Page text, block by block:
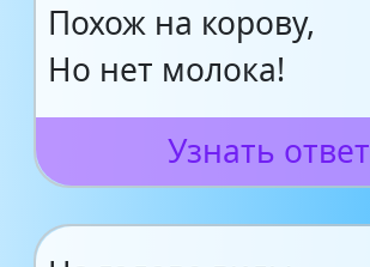
Похож на корову,
Но нет молока!
Узнать ответ